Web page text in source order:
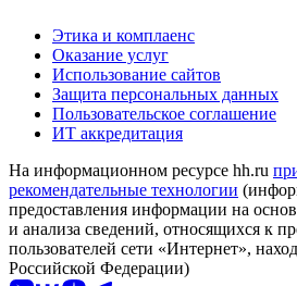
Этика и комплаенс
Оказание услуг
Использование сайтов
Защита персональных данных
Пользовательское соглашение
ИТ аккредитация
На информационном ресурсе hh.ru
рекомендательные технологии
предоставления информации на
и анализа сведений, относящихся к
пользователей сети «Интернет»,
Российской Федерации)